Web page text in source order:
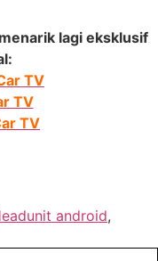
lagi eksklusif
TV
TV
TV
android,